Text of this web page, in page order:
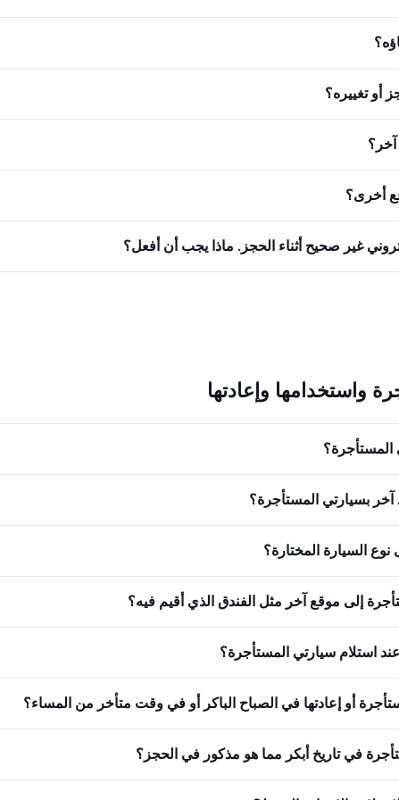
أو تغييره؟
أخرى؟
غير صحيح أثناء الحجز. ماذا يجب أن أفعل؟
واستخدامها وإعادتها
المستأجرة؟
آخر بسيارتي المستأجرة؟
السيارة المختارة؟
إلى موقع آخر مثل الفندق الذي أقيم فيه؟
استلام سيارتي المستأجرة؟
أو إعادتها في الصباح الباكر أو في وقت متأخر من المساء؟
في تاريخ أبكر مما هو مذكور في الحجز؟